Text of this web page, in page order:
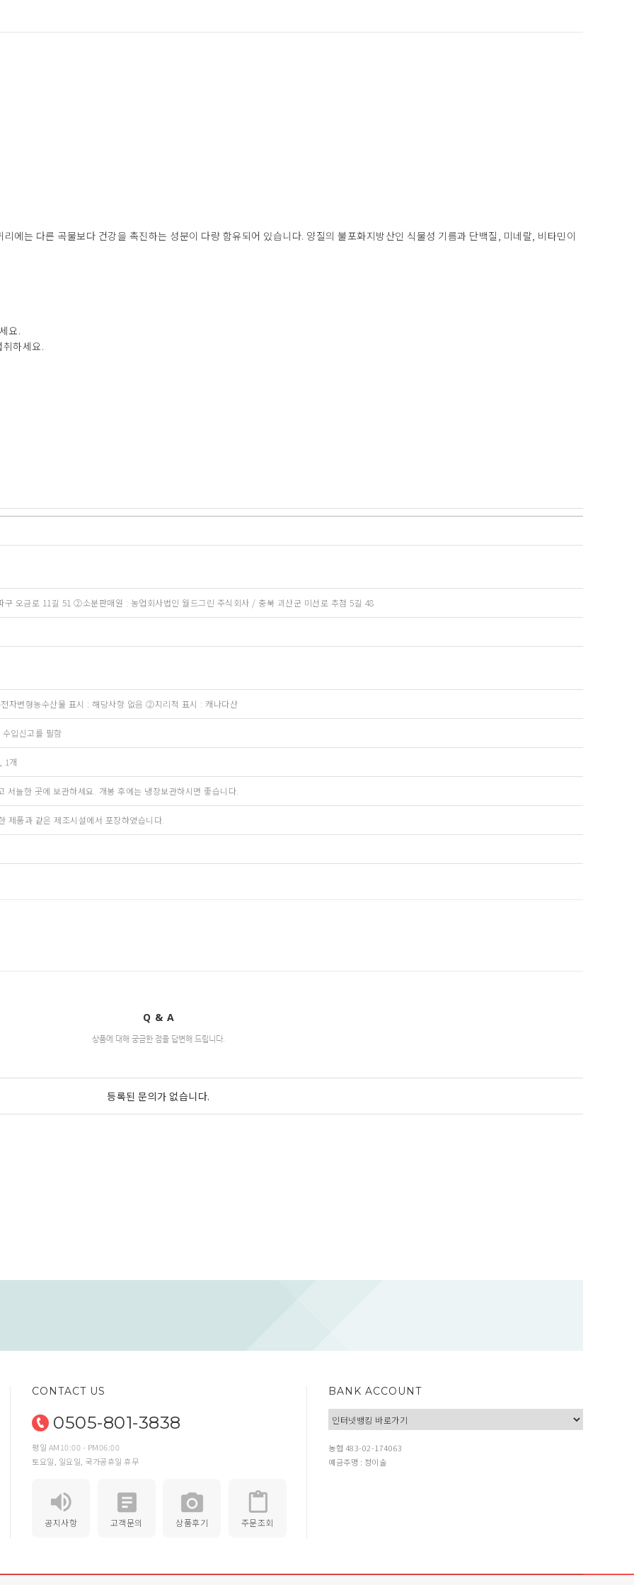
에는 다른 곡물보다 건강을 촉진하는 성분이 다량 함유되어 있습니다. 양질의 불포화지방산인 식물성 기름과 단백질, 미네랄, 비타민이
요.
하세요.
오금로 11길 51 ②소분판매원 : 농업회사법인 월드그린 주식회사 / 충북 괴산군 미선로 추첨 5길 48
자변형농수산물 표시 : 해당사항 없음 ②지리적 표시 : 캐나다산
입신고를 필함
1개
서늘한 곳에 보관하세요. 개봉 후에는 냉장보관하시면 좋습니다.
제품과 같은 제조시설에서 포장하였습니다.
Q & A
상품에 대해 궁금한 점을 답변해 드립니다.
등록된 문의가 없습니다.
CONTACT US
0505-801-3838
평일 AM10:00 - PM06:00
토요일, 일요일, 국가공휴일 휴무
공지사항 고객문의 상품후기 주문조회
BANK ACCOUNT
농협 483-02-174063
예금주명 : 정이술